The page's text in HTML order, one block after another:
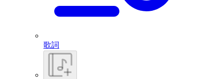
歌詞